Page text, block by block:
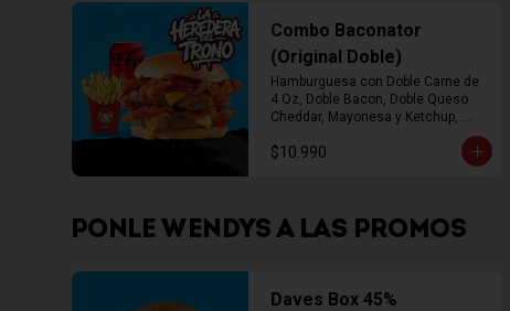
Combo Baconator
(Original Doble)
Hamburguesa con Doble Carne de
4 Oz, Doble Bacon, Doble Queso
Cheddar, Mayonesa y Ketchup,
Papas Fritas Mediana, Bebida Lata
$10.990
PONLE WENDYS A LAS PROMOS
Daves Box 45%